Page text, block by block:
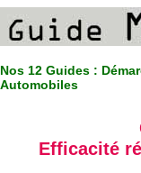
Nos 12 Guides :
Automobiles
Efficacité